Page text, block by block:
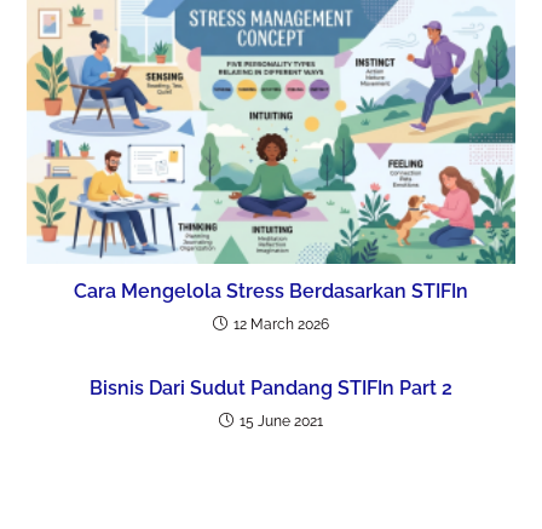
Cara Mengelola Stress Berdasarkan STIFIn
12 March 2026
Bisnis Dari Sudut Pandang STIFIn Part 2
15 June 2021